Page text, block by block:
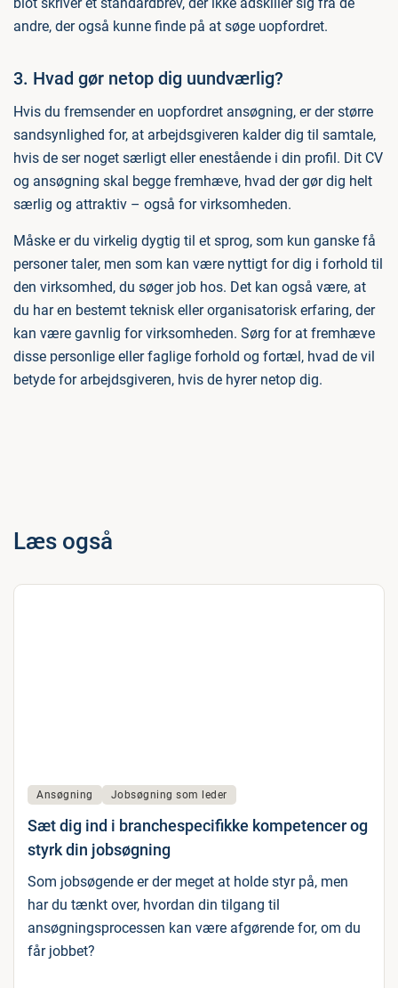
andre, der også kunne finde på at søge uopfordret.
3. Hvad gør netop dig uundværlig?
Hvis du fremsender en uopfordret ansøgning, er der større
sandsynlighed for, at arbejdsgiveren kalder dig til samtale,
hvis de ser noget særligt eller enestående i din profil. Dit CV
og ansøgning skal begge fremhæve, hvad der gør dig helt
særlig og attraktiv – også for virksomheden.
Måske er du virkelig dygtig til et sprog, som kun ganske få
personer taler, men som kan være nyttigt for dig i forhold til
den virksomhed, du søger job hos. Det kan også være, at
du har en bestemt teknisk eller organisatorisk erfaring, der
kan være gavnlig for virksomheden. Sørg for at fremhæve
disse personlige eller faglige forhold og fortæl, hvad de vil
betyde for arbejdsgiveren, hvis de hyrer netop dig.
Læs også
Ansøgning Jobsøgning som leder
Sæt dig ind i branchespecifikke kompetencer og
styrk din jobsøgning
Som jobsøgende er der meget at holde styr på, men
har du tænkt over, hvordan din tilgang til
ansøgningsprocessen kan være afgørende for, om du
får jobbet?